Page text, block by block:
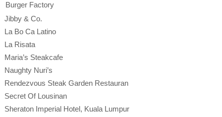
Burger Factory
Jibby & Co.
La Bo Ca Latino
La Risata
Maria’s Steakcafe
Naughty Nuri’s
Rendezvous Steak Garden Restauran
Secret Of Lousinan
Sheraton Imperial Hotel, Kuala Lumpur